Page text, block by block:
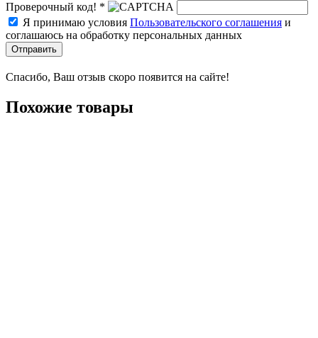
Проверочный код! *
Я принимаю условия Пользовательского соглашения и
соглашаюсь на обработку персональных данных
Отправить
Спасибо, Ваш отзыв скоро появится на сайте!
Похожие товары